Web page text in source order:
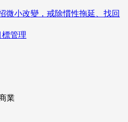
微小改變，戒除慣性拖延、找回
標管理
業